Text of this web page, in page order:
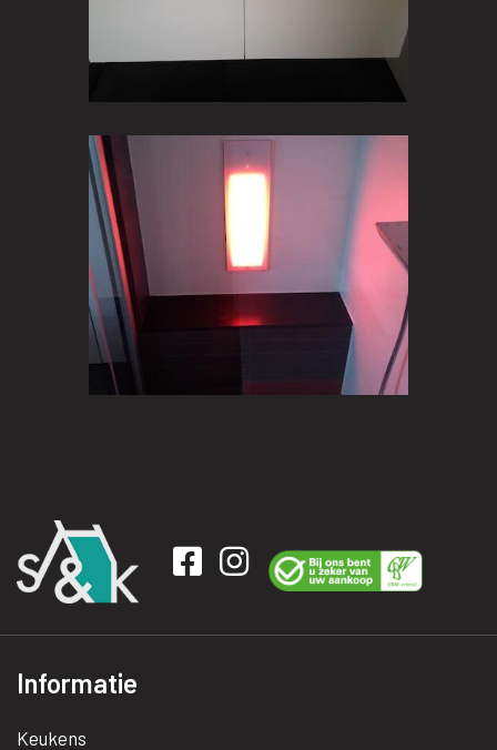
Informatie
Keukens